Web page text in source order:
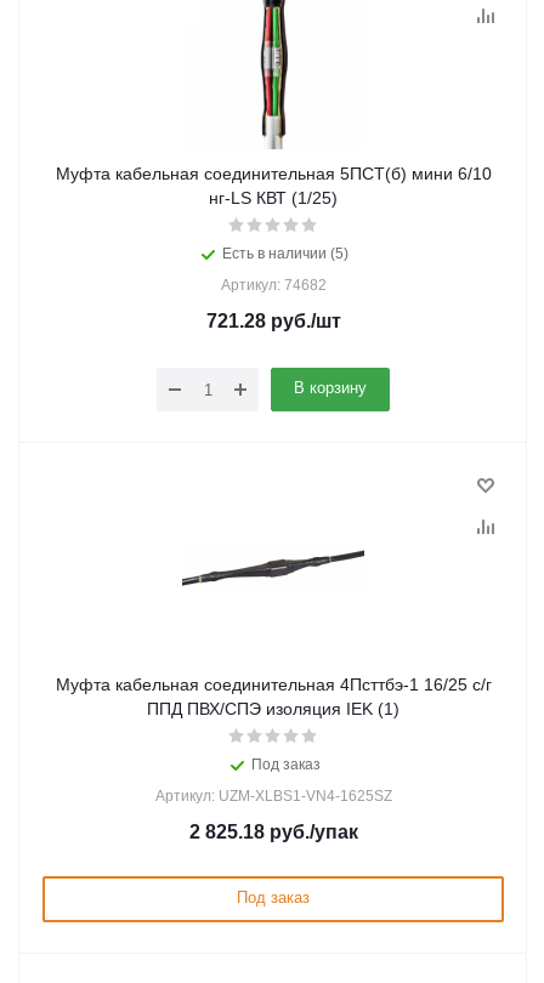
Муфта кабельная соединительная 5ПСТ(б) мини 6/10
нг-LS КВТ (1/25)
Есть в наличии (5)
Артикул: 74682
721.28руб./шт
В корзину
Муфта кабельная соединительная 4Псттбэ-1 16/25 с/г
ППД ПВХ/СПЭ изоляция IEK (1)
Под заказ
Артикул: UZM-XLBS1-VN4-1625SZ
2 825.18руб./упак
Под заказ